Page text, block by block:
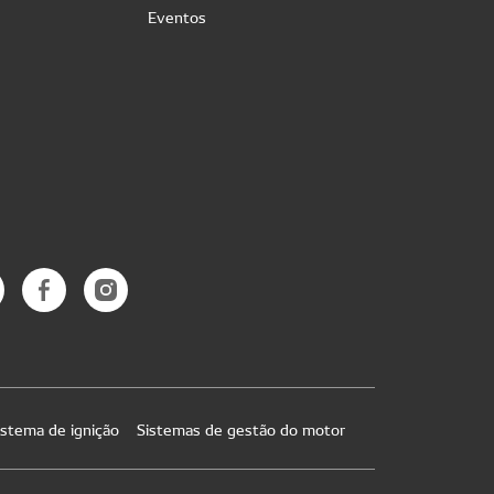
Eventos
de ignição Sistemas de gestão do motor